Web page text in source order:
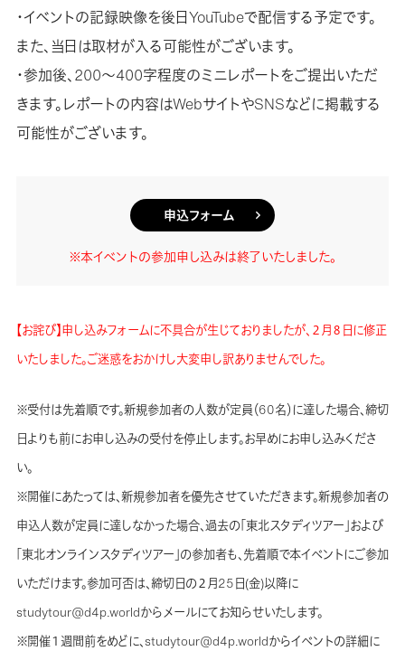
・イベントの記録映像を後日YouTubeで配信する予定です。
また、当日は取材が入る可能性がございます。
・参加後、200〜400字程度のミニレポートをご提出いただ
きます。レポートの内容はWebサイトやSNSなどに掲載する
可能性がございます。
申込フォーム
※本イベントの参加申し込みは終了いたしました。
【お詫び】申し込みフォームに不具合が生じておりましたが、２月８日に修正
いたしました。ご迷惑をおかけし大変申し訳ありませんでした。
※受付は先着順です。新規参加者の人数が定員（60名）に達した場合、締切
日よりも前にお申し込みの受付を停止します。お早めにお申し込みくださ
い。
※開催にあたっては、新規参加者を優先させていただきます。新規参加者の
申込人数が定員に達しなかった場合、過去の「東北スタディツアー」および
「東北オンラインスタディツアー」の参加者も、先着順で本イベントにご参加
いただけます。参加可否は、締切日の２月25日(金)以降に
studytour@d4p.worldからメールにてお知らせいたします。
※開催１週間前をめどに、studytour@d4p.worldからイベントの詳細に